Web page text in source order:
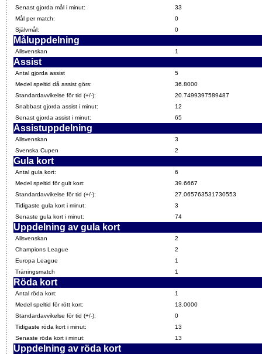
Senast gjorda mål i minut:
33
Mål per match:
0
Självmål:
0
Måluppdelning
Allsvenskan 1
Assist
Antal gjorda assist
5
Medel speltid då assist görs:
36.8000
Standardavvikelse för tid (+/-):
20.7499397589487
Snabbast gjorda assist i minut:
12
Senast gjorda assist i minut:
65
Assistuppdelning
Allsvenskan
3
Svenska Cupen
2
Gula kort
Antal gula kort:
6
Medel speltid för gult kort:
39.6667
Standardavvikelse för tid (+/-):
27.065763531730553
Tidigaste gula kort i minut:
3
Senaste gula kort i minut:
74
Uppdelning av gula kort
Allsvenskan
2
Champions League
2
Europa League
1
Träningsmatch
1
Röda kort
Antal röda kort:
1
Medel speltid för rött kort:
13.0000
Standardavvikelse för tid (+/-):
0
Tidigaste röda kort i minut:
13
Senaste röda kort i minut:
13
Uppdelning av röda kort